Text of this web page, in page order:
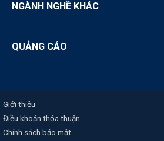
NGÀNH NGHỀ KHÁC
QUẢNG CÁO
Giới thiệu
Điều khoản thỏa thuận
Chính sách bảo mật